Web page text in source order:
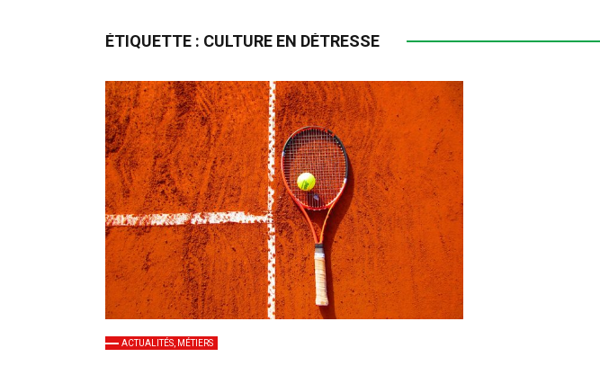
ÉTIQUETTE : CULTURE EN DÉTRESSE
ACTUALITÉS, MÉTIERS